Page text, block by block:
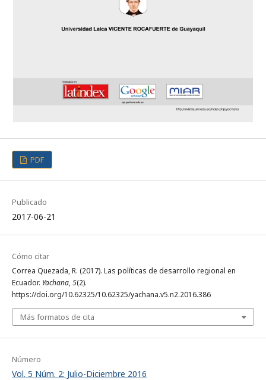
PDF
Publicado
2017-06-21
Cómo citar
Correa Quezada, R. (2017). Las políticas de desarrollo regional en
Ecuador. Yachana,5(2).
https://doi.org/10.62325/10.62325/yachana.v5.n2.2016.386
Más formatos de cita
Número
Vol. 5 Núm. 2: Julio-Diciembre 2016